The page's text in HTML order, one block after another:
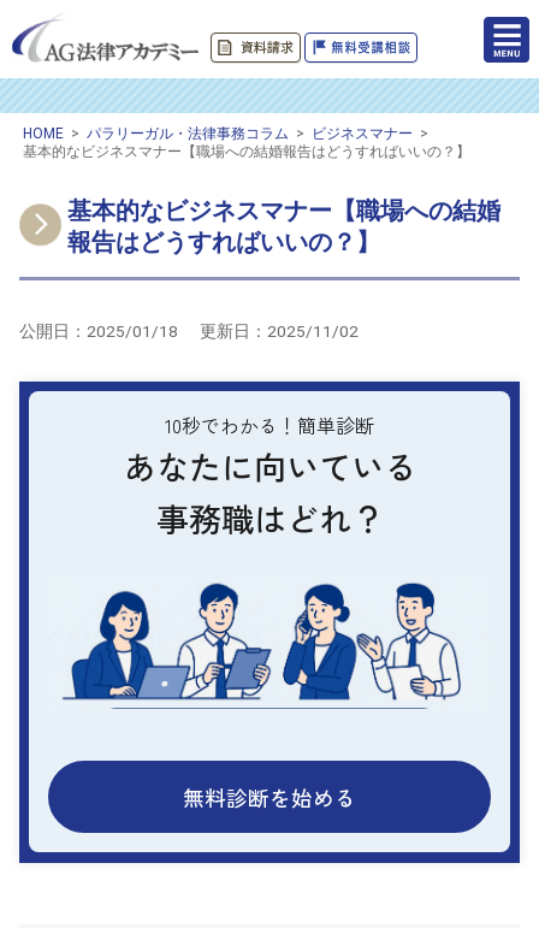
HOME > パラリーガル・法律事務コラム > ビジネスマナー >
基本的なビジネスマナー【職場への結婚報告はどうすればいいの？】
基本的なビジネスマナー【職場への結婚
報告はどうすればいいの？】
公開日： 2025/01/18 更新日： 2025/11/02
10秒でわかる！簡単診断
あなたに向いている
事務職はどれ？
無料診断を始める